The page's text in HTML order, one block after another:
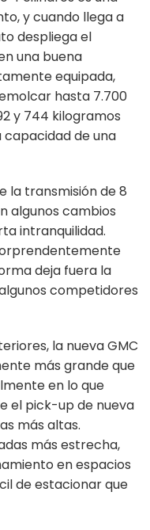
y cuando llega a
despliega el
una buena
equipada,
hasta 7.700
y 744 kilogramos
de una
la transmisión de 8
algunos cambios
intranquilidad.
deja fuera la
competidores
la nueva GMC
más grande que
en lo que
el pick-up de nueva
más altas.
más estrecha,
en espacios
de estacionar que